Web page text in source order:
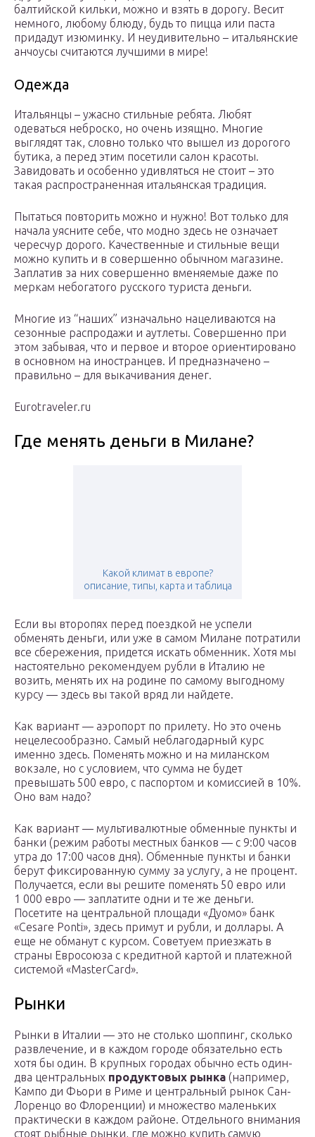
балтийской кильки, можно и взять в дорогу. Весит
немного, любому блюду, будь то пицца или паста
придадут изюминку. И неудивительно – итальянские
анчоусы считаются лучшими в мире!
Одежда
Итальянцы – ужасно стильные ребята. Любят
одеваться неброско, но очень изящно. Многие
выглядят так, словно только что вышел из дорогого
бутика, а перед этим посетили салон красоты.
Завидовать и особенно удивляться не стоит – это
такая распространенная итальянская традиция.
Пытаться повторить можно и нужно! Вот только для
начала уясните себе, что модно здесь не означает
чересчур дорого. Качественные и стильные вещи
можно купить и в совершенно обычном магазине.
Заплатив за них совершенно вменяемые даже по
меркам небогатого русского туриста деньги.
Многие из “наших” изначально нацеливаются на
сезонные распродажи и аутлеты. Совершенно при
этом забывая, что и первое и второе ориентировано
в основном на иностранцев. И предназначено –
правильно – для выкачивания денег.
Eurotraveler.ru
Где менять деньги в Милане?
Какой климат в европе?
описание, типы, карта и таблица
Если вы второпях перед поездкой не успели
обменять деньги, или уже в самом Милане потратили
все сбережения, придется искать обменник. Хотя мы
настоятельно рекомендуем рубли в Италию не
возить, менять их на родине по самому выгодному
курсу — здесь вы такой вряд ли найдете.
Как вариант — аэропорт по прилету. Но это очень
нецелесообразно. Самый неблагодарный курс
именно здесь. Поменять можно и на миланском
вокзале, но с условием, что сумма не будет
превышать 500 евро, с паспортом и комиссией в 10%.
Оно вам надо?
Как вариант — мультивалютные обменные пункты и
банки (режим работы местных банков — с 9:00 часов
утра до 17:00 часов дня). Обменные пункты и банки
берут фиксированную сумму за услугу, а не процент.
Получается, если вы решите поменять 50 евро или
1 000 евро — заплатите одни и те же деньги.
Посетите на центральной площади «Дуомо» банк
«Cesare Ponti», здесь примут и рубли, и доллары. А
еще не обманут с курсом. Советуем приезжать в
страны Евросоюза с кредитной картой и платежной
системой «MasterCard».
Рынки
Рынки в Италии — это не столько шоппинг, сколько
развлечение, и в каждом городе обязательно есть
хотя бы один. В крупных городах обычно есть один-
два центральных продуктовых рынка (например,
Кампо ди Фьори в Риме и центральный рынок Сан-
Лоренцо во Флоренции) и множество маленьких
практически в каждом районе. Отдельного внимания
стоят рыбные рынки, где можно купить самую